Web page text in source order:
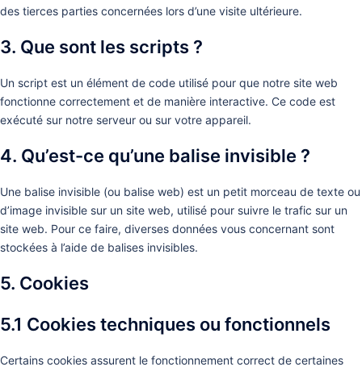
des tierces parties concernées lors d’une visite ultérieure.
3. Que sont les scripts ?
Un script est un élément de code utilisé pour que notre site web
fonctionne correctement et de manière interactive. Ce code est
exécuté sur notre serveur ou sur votre appareil.
4. Qu’est-ce qu’une balise invisible ?
Une balise invisible (ou balise web) est un petit morceau de texte ou
d’image invisible sur un site web, utilisé pour suivre le trafic sur un
site web. Pour ce faire, diverses données vous concernant sont
stockées à l’aide de balises invisibles.
5. Cookies
5.1 Cookies techniques ou fonctionnels
Certains cookies assurent le fonctionnement correct de certaines